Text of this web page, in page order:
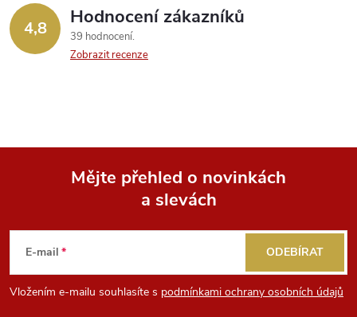
ý
p
u
4,8 Hodnocení zákazníků
39 hodnocení
Zobrazit recenze
p
Mějte přehled o novinkách
a slevách
E-mail
Vložením e-mailu souhlasíte s podmínkami ochrany osobních údajů
ODEBÍRAT